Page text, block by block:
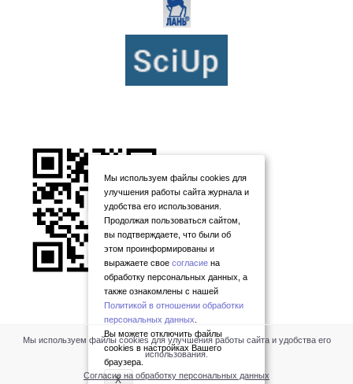
Мы используем файлы cookies для
улучшения работы сайта журнала и
удобства его использования.
Продолжая пользоваться сайтом,
вы подтверждаете, что были об
этом проинформированы и
выражаете свое согласие на
обработку персональных данных, а
также ознакомлены с нашей
Политикой в отношении обработки
персональных данных
Вы можете отключить файлы
cookies в настройках Вашего
браузера.
X
Мы используем файлы cookies для улучшения работы сайта и удобства его
использования.
Согласие на обработку персональных данных